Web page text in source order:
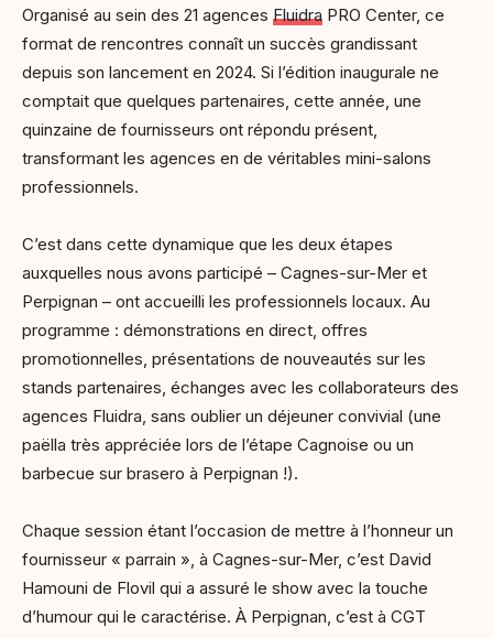
Organisé au sein des 21 agences Fluidra PRO Center, ce
format de rencontres connaît un succès grandissant
depuis son lancement en 2024. Si l’édition inaugurale ne
comptait que quelques partenaires, cette année, une
quinzaine de fournisseurs ont répondu présent,
transformant les agences en de véritables mini-salons
professionnels.
C’est dans cette dynamique que les deux étapes
auxquelles nous avons participé – Cagnes-sur-Mer et
Perpignan – ont accueilli les professionnels locaux. Au
programme : démonstrations en direct, offres
promotionnelles, présentations de nouveautés sur les
stands partenaires, échanges avec les collaborateurs des
agences Fluidra, sans oublier un déjeuner convivial (une
paëlla très appréciée lors de l’étape Cagnoise ou un
barbecue sur brasero à Perpignan !).
Chaque session étant l’occasion de mettre à l’honneur un
fournisseur « parrain », à Cagnes-sur-Mer, c’est David
Hamouni de Flovil qui a assuré le show avec la touche
d’humour qui le caractérise. À Perpignan, c’est à CGT